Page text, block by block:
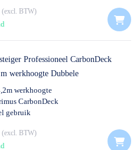
excl. BTW
Professioneel CarbonDeck
werkhoogte Dubbele
werkhoogte
CarbonDeck
gebruik
excl. BTW